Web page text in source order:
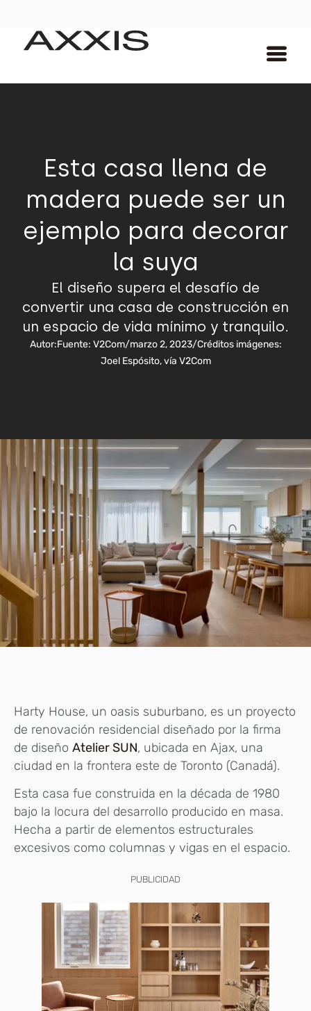
Esta casa llena de
madera puede ser un
ejemplo para decorar
la suya
El diseño supera el desafío de
convertir una casa de construcción en
un espacio de vida mínimo y tranquilo.
Autor:Fuente: V2Com/marzo 2, 2023/Créditos imágenes:
Joel Espósito, vía V2Com
Harty House, un oasis suburbano, es un proyecto
de renovación residencial diseñado por la firma
de diseño Atelier SUN, ubicada en Ajax, una
ciudad en la frontera este de Toronto (Canadá).
Esta casa fue construida en la década de 1980
bajo la locura del desarrollo producido en masa.
Hecha a partir de elementos estructurales
excesivos como columnas y vigas en el espacio.
PUBLICIDAD